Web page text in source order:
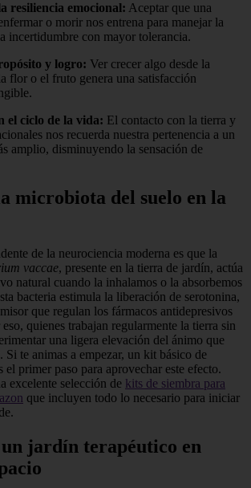
resiliencia emocional: Aceptar que una
o morir nos entrena para manejar la
incertidumbre con mayor tolerancia.
y logro: Ver crecer algo desde la
flor o el fruto genera una satisfacción
el ciclo de la vida: El contacto con la tierra y
nos recuerda nuestra pertenencia a un
amplio, disminuyendo la sensación de
microbiota del suelo en la
de la neurociencia moderna es que la
vaccae, presente en la tierra de jardín, actúa
natural cuando la inhalamos o la absorbemos
bacteria estimula la liberación de serotonina,
que regulan los fármacos antidepresivos
quienes trabajan regularmente la tierra sin
una ligera elevación del ánimo que
Si te animas a empezar, un kit básico de
el primer paso para aprovechar este efecto.
excelente selección de kits de siembra para
que incluyen todo lo necesario para iniciar
jardín terapéutico en